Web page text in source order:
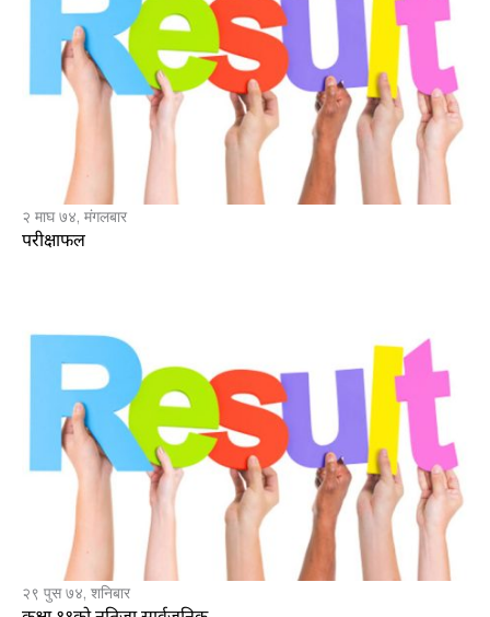
२ माघ ७४, मंगलबार
परीक्षाफल
२९ पुस ७४, शनिबार